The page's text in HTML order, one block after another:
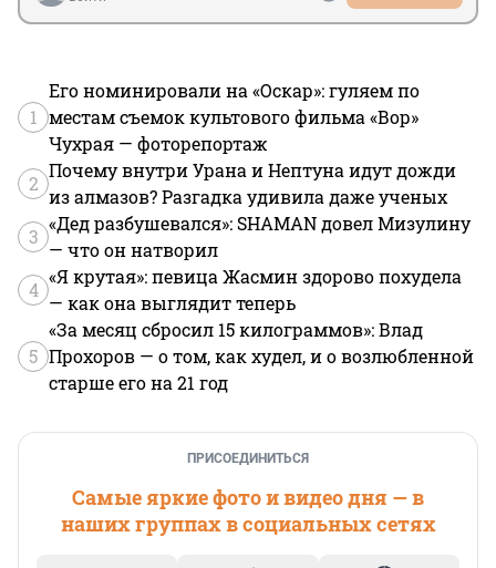
1
Его номинировали на «Оскар»: гуляем по
местам съемок культового фильма «Вор»
Чухрая — фоторепортаж
2
Почему внутри Урана и Нептуна идут дожди
из алмазов? Разгадка удивила даже ученых
3
«Дед разбушевался»: SHAMAN довел Мизулину
— что он натворил
4
«Я крутая»: певица Жасмин здорово похудела
— как она выглядит теперь
5
«За месяц сбросил 15 килограммов»: Влад
Прохоров — о том, как худел, и о возлюбленной
старше его на 21 год
ПРИСОЕДИНИТЬСЯ
Самые яркие фото и видео дня — в
наших группах в социальных сетях